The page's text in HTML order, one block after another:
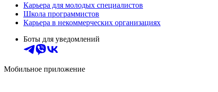
Карьера для молодых специалистов
Школа программистов
Карьера в некоммерческих организациях
Боты для уведомлений
Мобильное приложение